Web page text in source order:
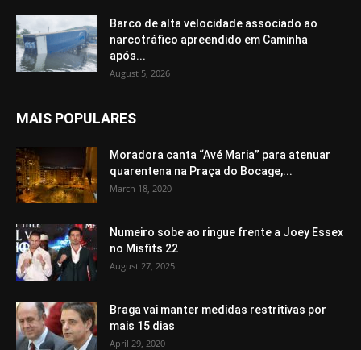
Barco de alta velocidade associado ao
narcotráfico apreendido em Caminha
após...
August 5, 2026
MAIS POPULARES
Moradora canta “Avé Maria” para atenuar
quarentena na Praça do Bocage,...
March 18, 2020
Numeiro sobe ao ringue frente a Joey Essex
no Misfits 22
August 27, 2025
Braga vai manter medidas restritivas por
mais 15 dias
April 29, 2020